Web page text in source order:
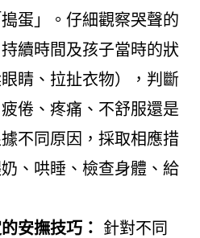
蛋」。仔細觀察哭聲的
續時間及孩子當時的狀
睛、拉扯衣物），判斷
倦、疼痛、不舒服還是
不同原因，採取相應措
、哄睡、檢查身體、給
安撫技巧：
針對不同